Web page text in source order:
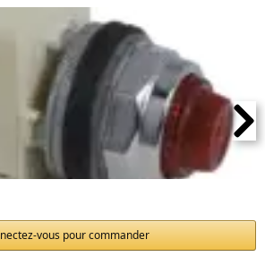
vous pour commander